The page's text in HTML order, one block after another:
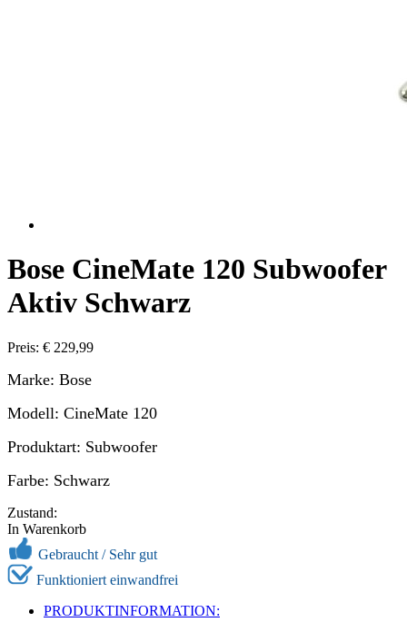
Bose CineMate 120 Subwoofer
Aktiv Schwarz
Preis: € 229,99
Marke: Bose
Modell: CineMate 120
Produktart: Subwoofer
Farbe: Schwarz
Zustand:
In Warenkorb
Gebraucht / Sehr gut
Funktioniert einwandfrei
PRODUKTINFORMATION: